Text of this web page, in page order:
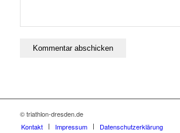
© triathlon-dresden.de
Kontakt
Impressum Datenschutzerklärung